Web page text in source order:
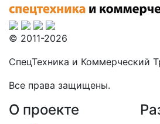
© 2011-2026
СпецТехника и Коммерческий
Все права защищены.
О проекте